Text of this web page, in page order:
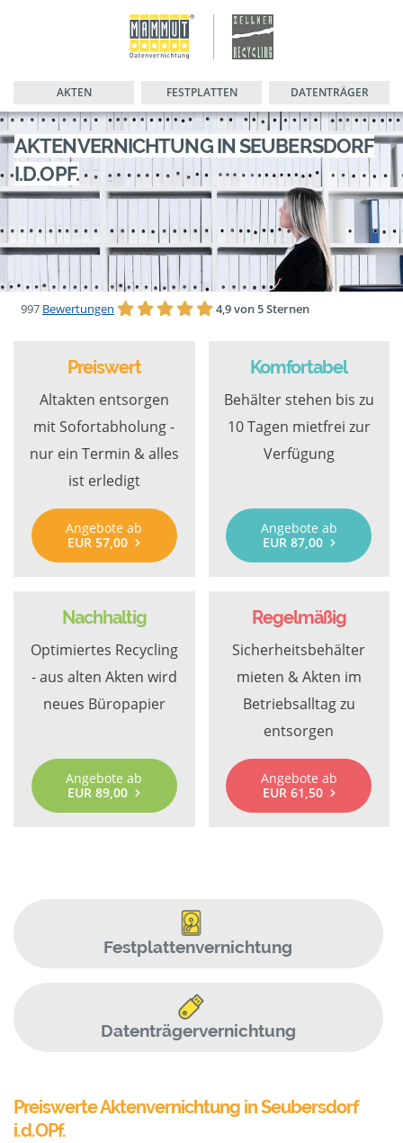
AKTEN FESTPLATTEN DATENTRÄGER
AKTENVERNICHTUNG IN SEUBERSDORF
I.D.OPF.
997 Bewertungen 4,9 von 5 Sternen
Preiswert
Altakten entsorgen
mit Sofortabholung -
nur ein Termin & alles
ist erledigt
Angebote ab
EUR 57,00
Komfortabel
Behälter stehen bis zu
10 Tagen mietfrei zur
Verfügung
Angebote ab
EUR 87,00
Nachhaltig
Optimiertes Recycling
- aus alten Akten wird
neues Büropapier
Angebote ab
EUR 89,00
Regelmäßig
Sicherheitsbehälter
mieten & Akten im
Betriebsalltag zu
entsorgen
Angebote ab
EUR 61,50
Festplattenvernichtung
Datenträgervernichtung
Preiswerte Aktenvernichtung in Seubersdorf
i.d.OPf.